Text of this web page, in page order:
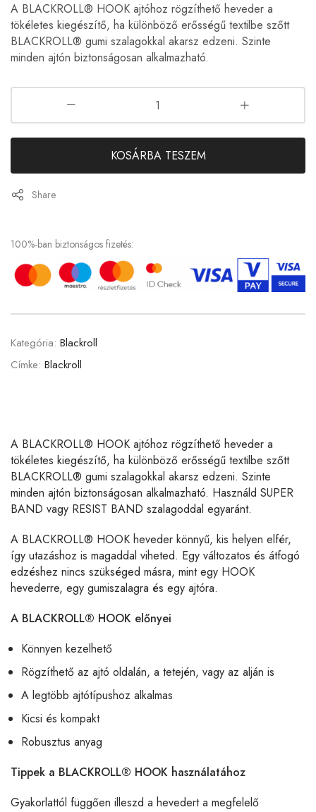
A BLACKROLL® HOOK ajtóhoz rögzíthető heveder a
tökéletes kiegészítő, ha különböző erősségű textilbe szőtt
BLACKROLL® gumi szalagokkal akarsz edzeni. Szinte
minden ajtón biztonságosan alkalmazható.
KOSÁRBA TESZEM
Share
100%-ban biztonságos fizetés:
Kategória: Blackroll
Címke: Blackroll
A BLACKROLL® HOOK ajtóhoz rögzíthető heveder a
tökéletes kiegészítő, ha különböző erősségű textilbe szőtt
BLACKROLL® gumi szalagokkal akarsz edzeni. Szinte
minden ajtón biztonságosan alkalmazható. Használd SUPER
BAND vagy RESIST BAND szalagoddal egyaránt.
A BLACKROLL® HOOK heveder könnyű, kis helyen elfér,
így utazáshoz is magaddal viheted. Egy változatos és átfogó
edzéshez nincs szükséged másra, mint egy HOOK
hevederre, egy gumiszalagra és egy ajtóra.
A BLACKROLL® HOOK előnyei
Könnyen kezelhető
Rögzíthető az ajtó oldalán, a tetején, vagy az alján is
A legtöbb ajtótípushoz alkalmas
Kicsi és kompakt
Robusztus anyag
Tippek a BLACKROLL® HOOK használatához
Gyakorlattól függően illeszd a hevedert a megfelelő